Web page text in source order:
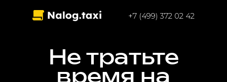
+7 (499) 372 02 42
Не тратьте
время на